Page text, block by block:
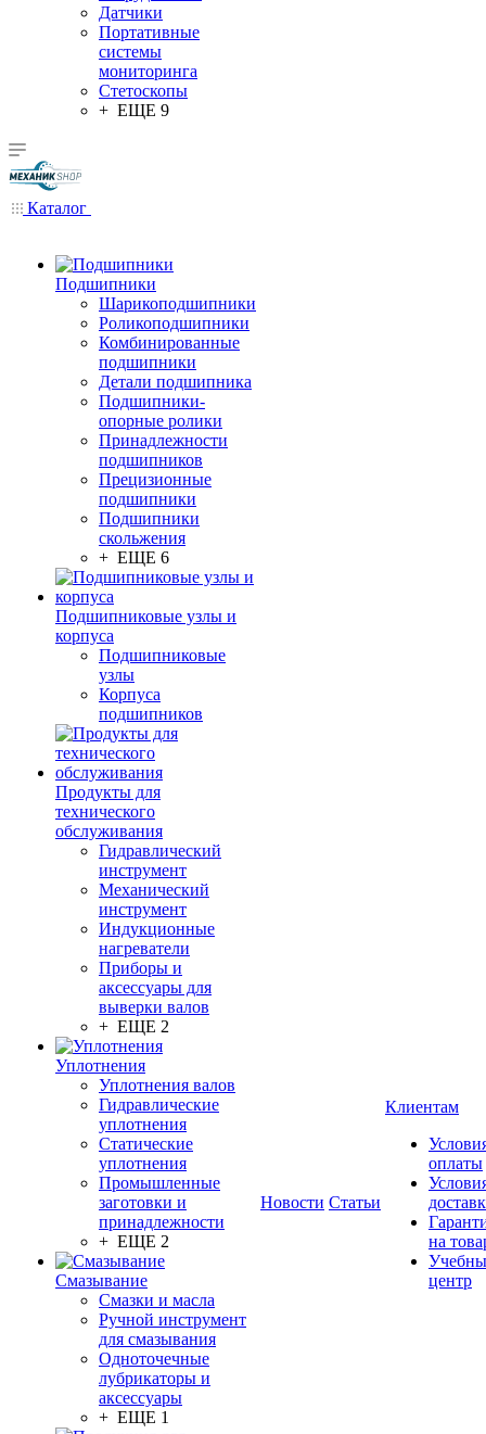
Датчики
Портативные
системы
мониторинга
Стетоскопы
+ ЕЩЕ 9
Каталог
Подшипники
Шарикоподшипники
Роликоподшипники
Комбинированные
подшипники
Детали подшипника
Подшипники-
опорные ролики
Принадлежности
подшипников
Прецизионные
подшипники
Подшипники
скольжения
+ ЕЩЕ 6
Подшипниковые узлы и
корпуса
Подшипниковые
узлы
Корпуса
подшипников
Продукты для
технического
обслуживания
Гидравлический
инструмент
Механический
инструмент
Индукционные
нагреватели
Приборы и
аксессуары для
выверки валов
+ ЕЩЕ 2
Уплотнения
Уплотнения валов
Гидравлические
уплотнения
Статические
уплотнения
Промышленные
заготовки и
принадлежности
+ ЕЩЕ 2
Смазывание
Смазки и масла
Ручной инструмент
для смазывания
Одноточечные
лубрикаторы и
аксессуары
+ ЕЩЕ 1
Новости Статьи
Клиентам
оплаты
на
центр